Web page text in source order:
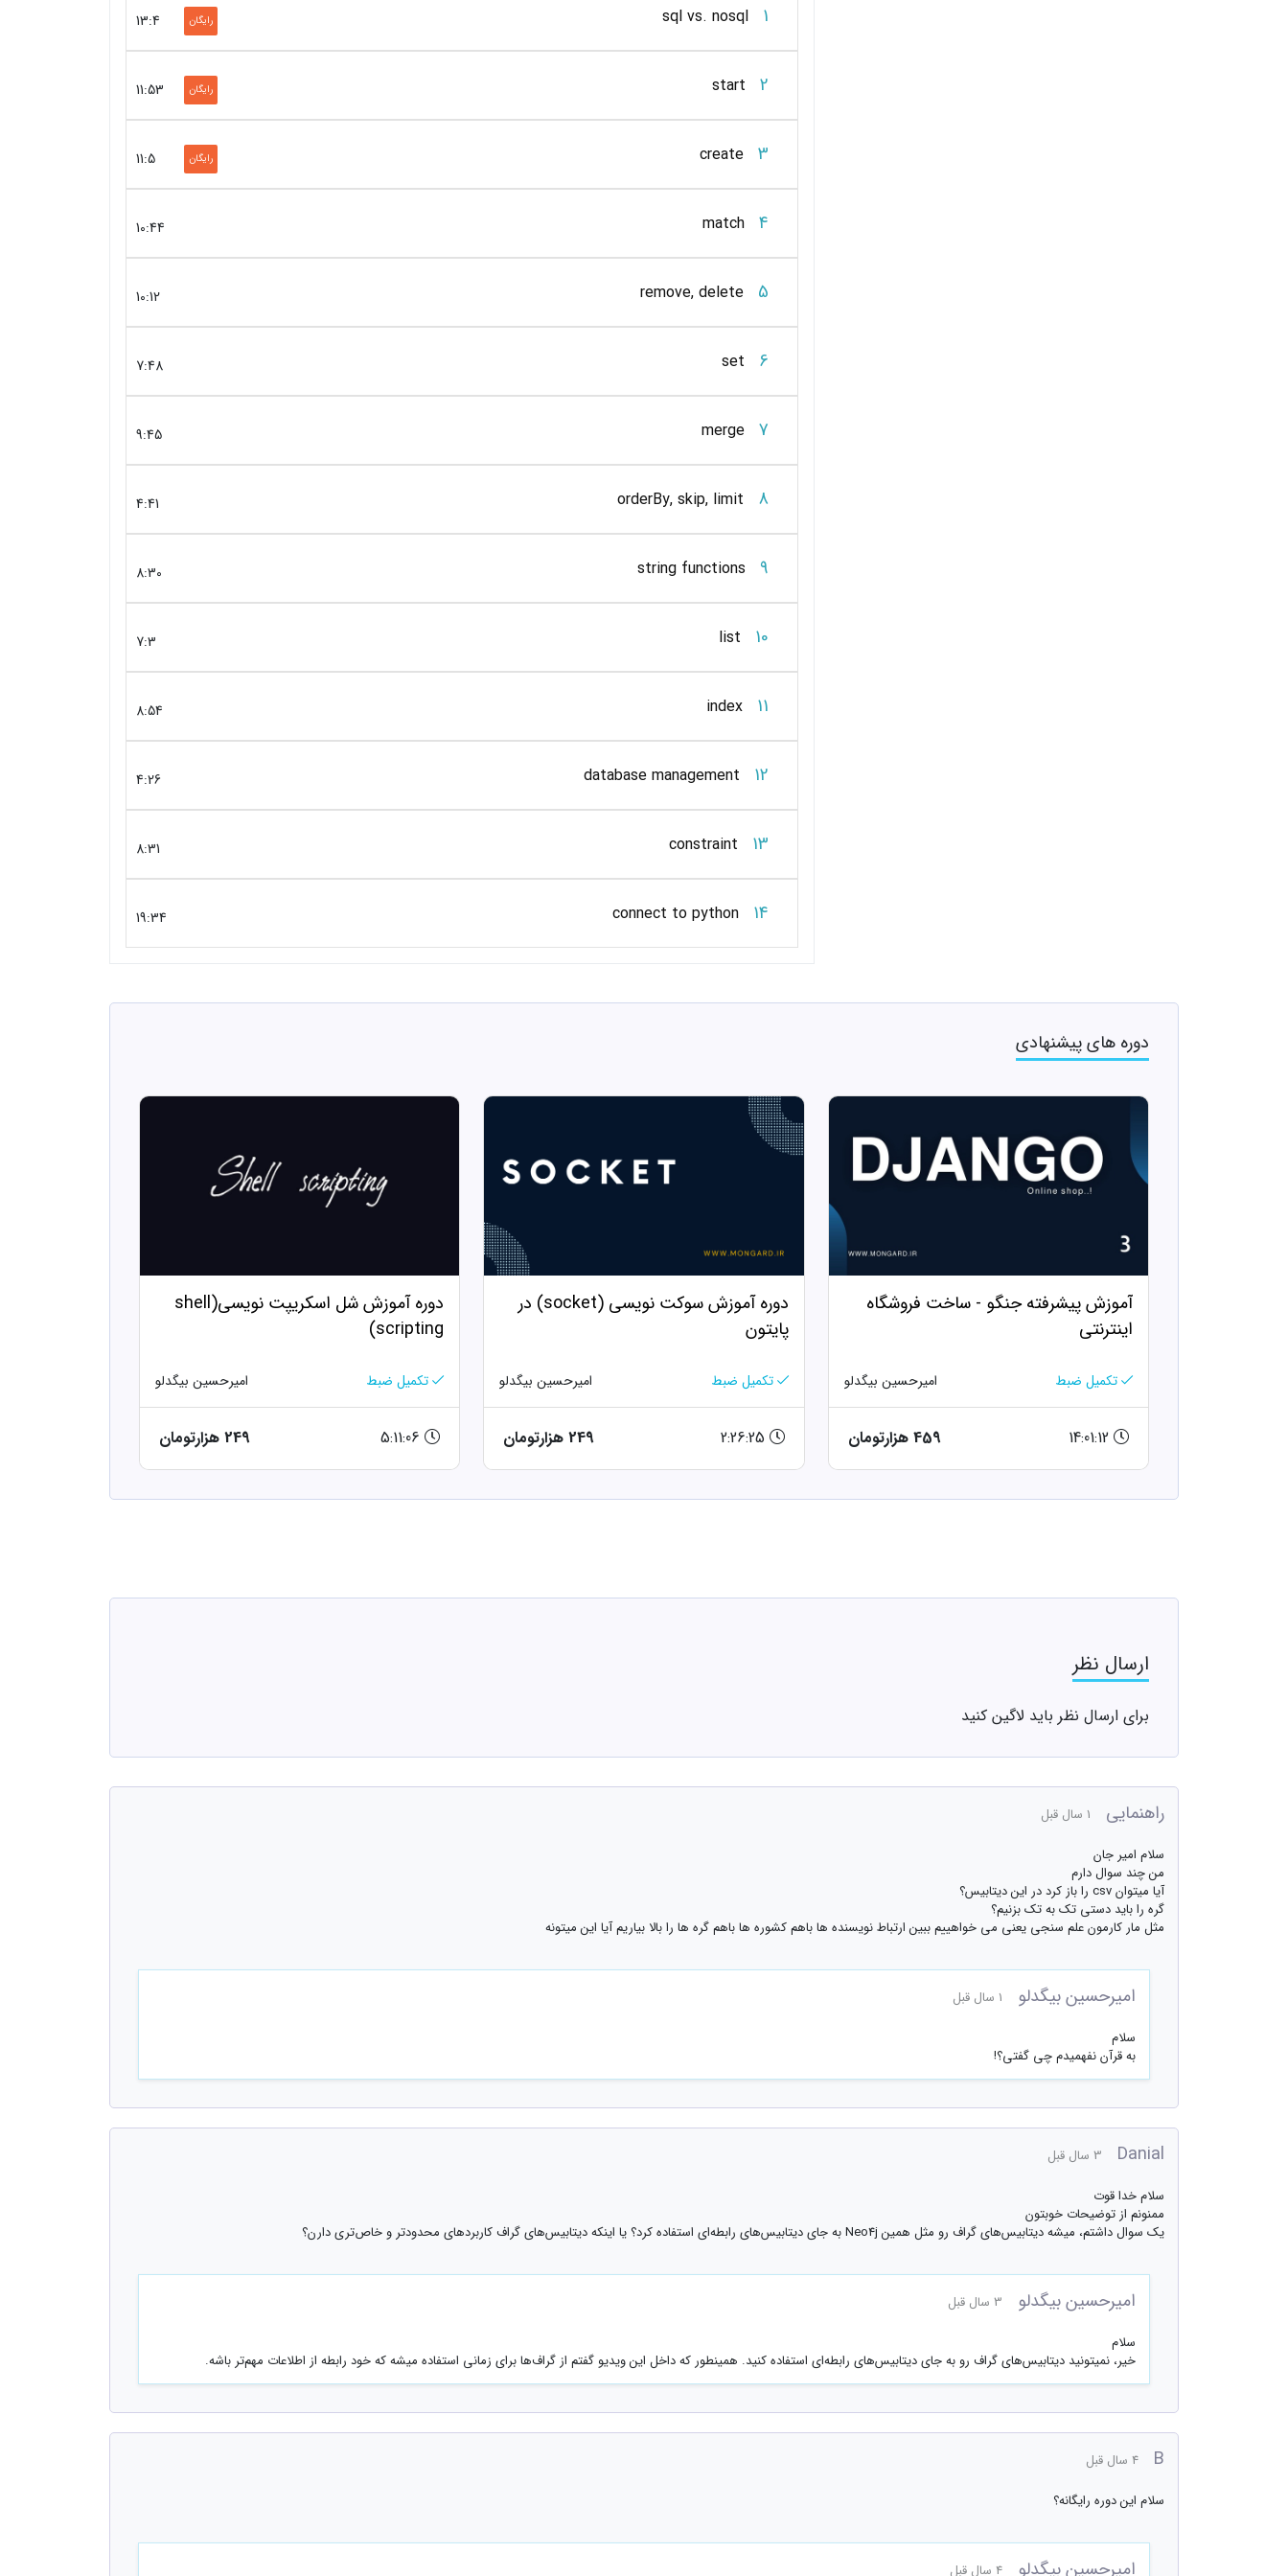
1
sql vs. nosql
13:4 رایگان
2
start
11:53 رایگان
3
create
11:5 رایگان
4
match
10:44
5
remove, delete
10:12
6
set
7:48
7
merge
9:45
8
orderBy, skip, limit
4:41
9
string functions
8:30
10
list
7:3
11
index
8:54
12
database management
4:26
13
constraint
8:31
14
connect to python
19:34
دوره های پیشنهادی
آموزش پیشرفته جنگو - ساخت فروشگاه
اینترنتی
تکمیل ضبط امیرحسین بیگدلو
459 هزارتومان
دوره آموزش سوکت نویسی (socket) در
پایتون
تکمیل ضبط امیرحسین بیگدلو
249 هزارتومان
دوره آموزش شل اسکریپت نویسی(shell
scripting)
تکمیل ضبط امیرحسین بیگدلو
5:11:06 249 هزارتومان
ارسال نظر
برای ارسال نظر باید لاگین کنید
راهنمایی
1 سال قبل
سلام امیر جان
من چند سوال دارم
آیا میتوان csv را باز کرد در این دیتابیس؟
گره را باید دستی تک به تک بزنیم؟
مثل مار کارمون علم سنجی یعنی می خواهییم ببین ارتباط نویسنده ها باهم کشوره ها باهم گره ها را بالا بیاریم آیا این میتونه
امیرحسین بیگدلو
1 سال قبل
سلام
به قرآن نفهمیدم چی گفتی؟!
Danial
3 سال قبل
سلام خدا قوت
ممنونم از توضیحات خوبتون
یک سوال داشتم، میشه دیتابیس‌های گراف رو مثل همین Neo4j به جای دیتابیس‌های رابطه‌ای استفاده کرد؟ یا اینکه دیتابیس‌های گراف کاربردهای محدودتر و خاص‌تری دارن؟
امیرحسین بیگدلو
3 سال قبل
سلام
خیر، نمیتونید دیتابیس‌های گراف رو به جای دیتابیس‌های رابطه‌ای استفاده کنید. همینطور که داخل این ویدیو گفتم از گراف‌ها برای زمانی استفاده میشه که خود رابطه از اطلاعات مهم‌تر باشه.
B
4 سال قبل
سلام این دوره رایگانه؟
امیرحسین بیگدلو 4 سال قبل